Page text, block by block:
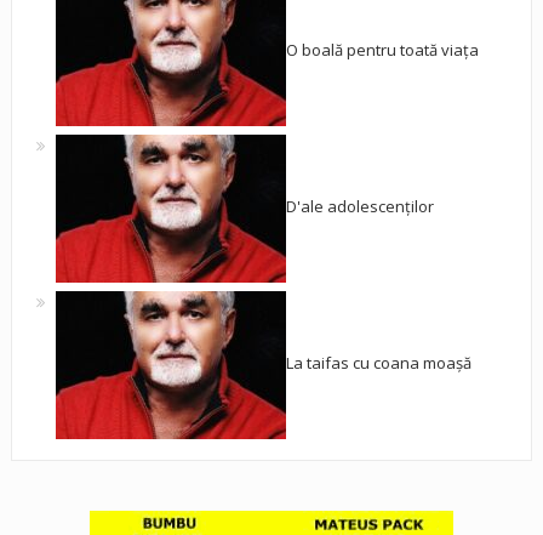
O boală pentru toată viața
D'ale adolescenților
La taifas cu coana moașă